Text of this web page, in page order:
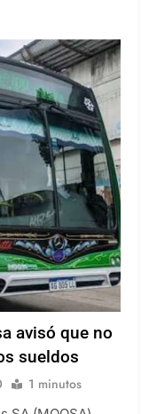
avisó que no
sueldos
1 minutos